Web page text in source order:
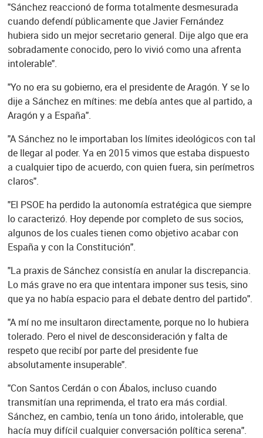
"Sánchez reaccionó de forma totalmente desmesurada
cuando defendí públicamente que Javier Fernández
hubiera sido un mejor secretario general. Dije algo que era
sobradamente conocido, pero lo vivió como una afrenta
intolerable".
"Yo no era su gobierno, era el presidente de Aragón. Y se lo
dije a Sánchez en mítines: me debía antes que al partido, a
Aragón y a España".
"A Sánchez no le importaban los límites ideológicos con tal
de llegar al poder. Ya en 2015 vimos que estaba dispuesto
a cualquier tipo de acuerdo, con quien fuera, sin perímetros
claros".
"El PSOE ha perdido la autonomía estratégica que siempre
lo caracterizó. Hoy depende por completo de sus socios,
algunos de los cuales tienen como objetivo acabar con
España y con la Constitución".
"La praxis de Sánchez consistía en anular la discrepancia.
Lo más grave no era que intentara imponer sus tesis, sino
que ya no había espacio para el debate dentro del partido".
"A mí no me insultaron directamente, porque no lo hubiera
tolerado. Pero el nivel de desconsideración y falta de
respeto que recibí por parte del presidente fue
absolutamente insuperable".
"Con Santos Cerdán o con Ábalos, incluso cuando
transmitían una reprimenda, el trato era más cordial.
Sánchez, en cambio, tenía un tono árido, intolerable, que
hacía muy difícil cualquier conversación política serena".